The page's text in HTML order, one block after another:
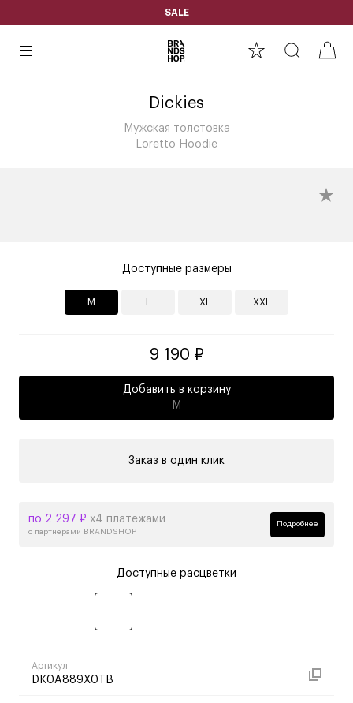
SALE
Dickies
Мужская толстовка
Loretto Hoodie
Доступные размеры
M XL XXL
9 190 ₽
Добавить в корзину
M
Заказ в один клик
по 2 297 ₽ х4 платежами
с партнерами BRANDSHOP
Подробнее
Доступные расцветки
Артикул
DK0A889X0TB